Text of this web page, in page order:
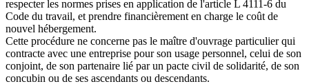
respecter les normes prises en application de l'article L 4111-6 du
Code du travail, et prendre financièrement en charge le coût de
nouvel hébergement.
Cette procédure ne concerne pas le maître d'ouvrage particulier qui
contracte avec une entreprise pour son usage personnel, celui de son
conjoint, de son partenaire lié par un pacte civil de solidarité, de son
concubin ou de ses ascendants ou descendants.